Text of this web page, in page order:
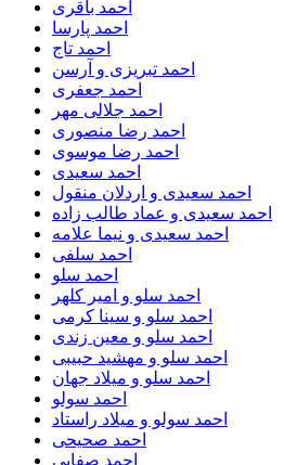
احمد باقری
احمد پارسا
احمد تاج
احمد تبریزی و آرسن
احمد جعفری
احمد جلالی مهر
احمد رضا منصوری
احمد رضا موسوی
احمد سعیدی
احمد سعیدی و اردلان منقول
احمد سعیدی و عماد طالب زاده
احمد سعیدی و نیما علامه
احمد سلفی
احمد سلو
احمد سلو و امیر کلهر
احمد سلو و سینا کرمی
احمد سلو و معین زندی
احمد سلو و مهشید حبیبی
احمد سلو و میلاد جهان
احمد سولو
احمد سولو و میلاد راستاد
احمد صحیحی
احمد صفایی